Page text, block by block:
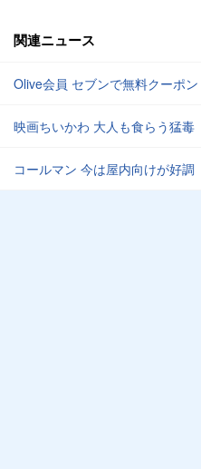
関連ニュース
Olive会員 セブンで無料クーポン
映画ちいかわ 大人も食らう猛毒
コールマン 今は屋内向けが好調